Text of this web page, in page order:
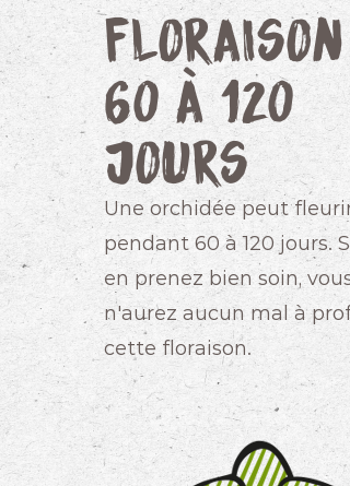
60 à 120
jours
Une orchidée peut
pendant 60 à 120 jours.
en prenez bien soin,
n'aurez aucun mal à
cette floraison.